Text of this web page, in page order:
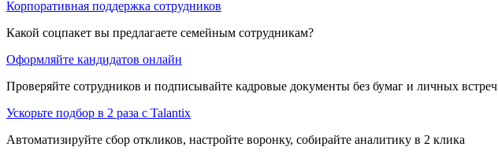
Корпоративная поддержка сотрудников
Какой соцпакет вы предлагаете семейным сотрудникам?
Оформляйте кандидатов онлайн
Проверяйте сотрудников и подписывайте кадровые документы без бумаг и личных встреч
Ускорьте подбор в 2 раза с Talantix
Автоматизируйте сбор откликов, настройте воронку, собирайте аналитику в 2 клика